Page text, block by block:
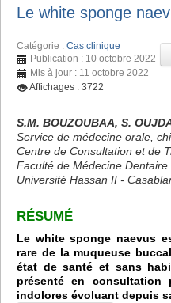
Le white sponge
Catégorie : Cas clinique
Publication : 10 octobre 2022
Mis à jour : 11 octobre 2022
Affichages : 3722
S.M. BOUZOUBAA, S.
Service de médecine orale,
Centre de Consultation et de
Faculté de Médecine Dentaire
Université Hassan II -
RÉSUMÉ
Le white sponge naevus
rare de la muqueuse
état de santé et sans
présenté en consultation
indolores évoluant depuis